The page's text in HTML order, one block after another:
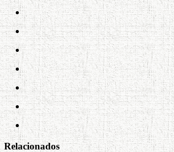
Relacionados